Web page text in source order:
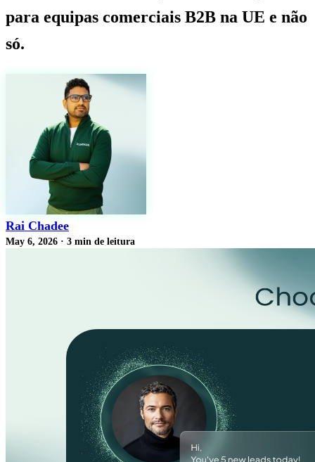
para equipas comerciais B2B na UE e não
só.
Rai Chadee
May 6, 2026 · 3 min de leitura